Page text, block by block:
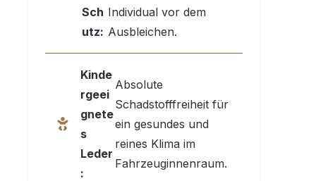
Sch
utz:
Individual vor dem
Ausbleichen.
Kinde
rgeei
gnete
s
Leder
:
Absolute
Schadstofffreiheit für
ein gesundes und
reines Klima im
Fahrzeuginnenraum.